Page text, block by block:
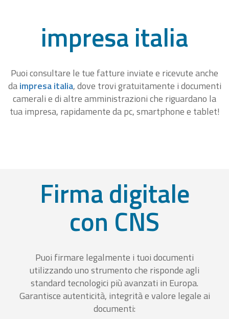
impresa italia
Puoi consultare le tue fatture inviate e ricevute anche
daimpresa italia, dove trovi gratuitamente i documenti
camerali e di altre amministrazioni che riguardano la
tua impresa, rapidamente da pc, smartphone e tablet!
Firma digitale
con CNS
Puoi firmare legalmente i tuoi documenti
utilizzando uno strumento che risponde agli
standard tecnologici più avanzati in Europa.
Garantisce autenticità, integrità e valore legale ai
documenti: